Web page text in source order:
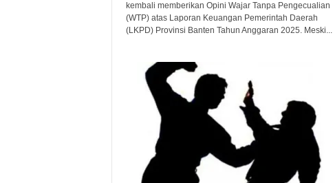
kembali memberikan Opini Wajar Tanpa Pengecualian
(WTP) atas Laporan Keuangan Pemerintah Daerah
(LKPD) Provinsi Banten Tahun Anggaran 2025. Meski...